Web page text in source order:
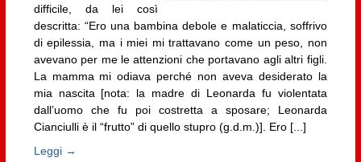
difficile, da lei così
descritta: “Ero una bambina debole e malaticcia, soffrivo
di epilessia, ma i miei mi trattavano come un peso, non
avevano per me le attenzioni che portavano agli altri figli.
La mamma mi odiava perché non aveva desiderato la
mia nascita [nota: la madre di Leonarda fu violentata
dall’uomo che fu poi costretta a sposare; Leonarda
Cianciulli è il “frutto” di quello stupro (g.d.m.)]. Ero [...]
Leggi →